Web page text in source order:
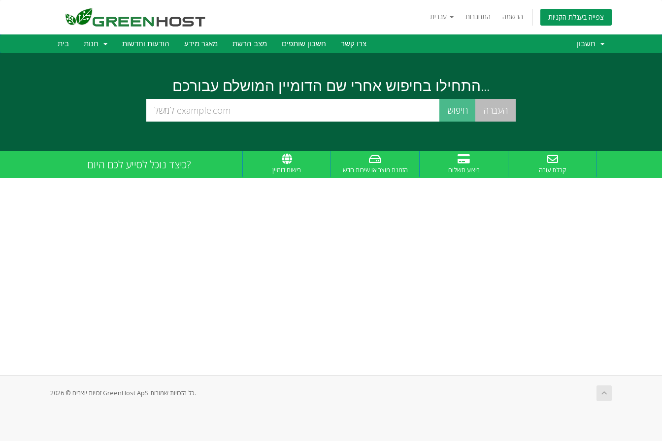
התחברות הרשמה צפייה בעגלת הקניות
בית הודעות וחדשות מאגר מידע מצב הרשת חשבון שותפים צרו קשר
התחילו בחיפוש אחרי שם הדומיין המושלם עבורכם...
כיצד נוכל לסייע לכם היום? רישום דומיין הזמנת מוצר או שירות חדש ביצוע תשלום קבלת עזרה
זכויות יוצרים © 2026 GreenHost ApS כל הזכויות שמורות.